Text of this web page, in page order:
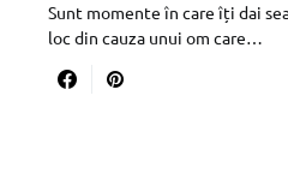
Sunt momente în care îți dai
loc din cauza unui om care…